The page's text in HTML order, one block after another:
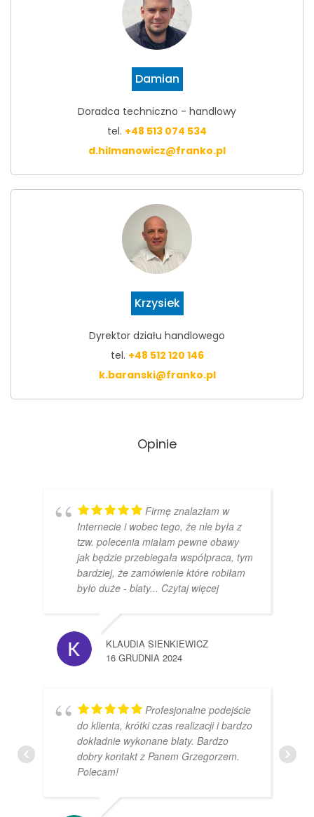
Damian
Doradca techniczno - handlowy
tel. +48 513 074 534
d.hilmanowicz@franko.pl
Krzysiek
Dyrektor działu handlowego
tel. +48 512 120 146
k.baranski@franko.pl
Opinie
Firmę znalazłam w
Internecie i wobec tego, że nie była z
tzw. polecenia miałam pewne obawy
jak będzie przebiegała współpraca, tym
bardziej, że zamówienie które robiłam
było duże - blaty... Czytaj więcej
KLAUDIA SIENKIEWICZ
16 GRUDNIA 2024
Profesjonalne podejście
do klienta, krótki czas realizacji i bardzo
dokładnie wykonane blaty. Bardzo
dobry kontakt z Panem Grzegorzem.
Polecam!